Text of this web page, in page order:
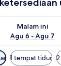
Malam ini
Agu 6 - Agu 7
untuk
1 tempat tidur